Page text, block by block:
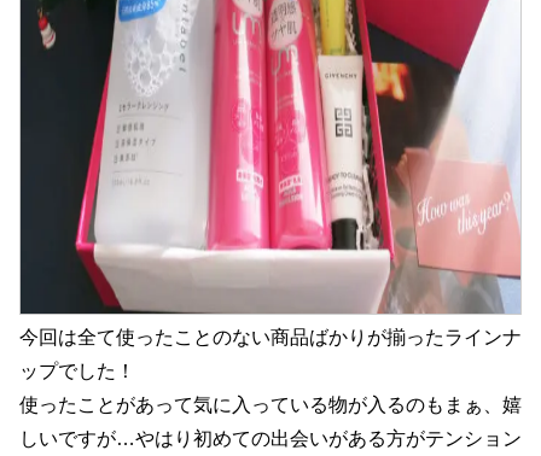
今回は全て使ったことのない商品ばかりが揃ったラインナ
ップでした！
使ったことがあって気に入っている物が入るのもまぁ、嬉
しいですが…やはり初めての出会いがある方がテンション